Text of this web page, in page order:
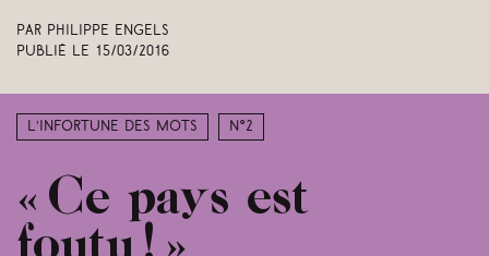
Par Philippe Engels
Publié le 15/03/2016
L’infortune des mots N°2
« Ce pays est
foutu ! »